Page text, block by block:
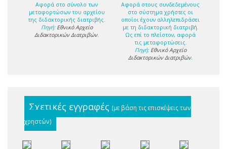
Αφορά στο σύνολο των
μεταφορτώσων του αρχείου
της διδακτορικής διατριβής.
Πηγή: Εθνικό Αρχείο
Διδακτορικών Διατριβών.
Αφορά στους συνδεδεμένους
στο σύστημα χρήστες οι
οποίοι έχουν αλληλεπιδράσει
με τη διδακτορική διατριβή.
Ως επί το πλείστον, αφορά
τις μεταφορτώσεις.
Πηγή: Εθνικό Αρχείο
Διδακτορικών Διατριβών.
Σχετικές εγγραφές (με βάση τις επισκέψεις των
χρηστών)